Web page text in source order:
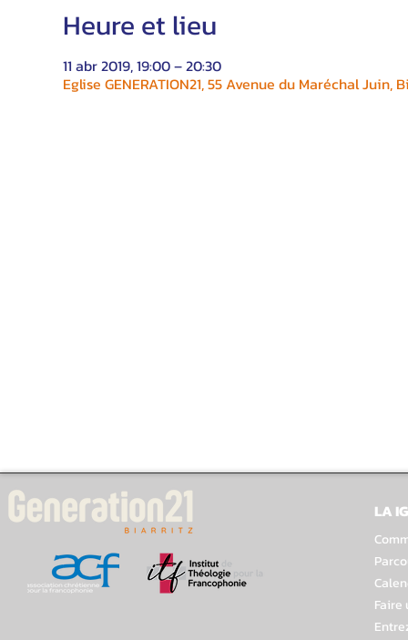
Heure et lieu
11 abr 2019, 19:00 – 20:30
Eglise GENERATION21, 55 Avenue du Maréchal Juin,
LA
Faire